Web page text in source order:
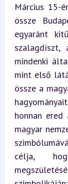
Március 15-
össze
egyaránt
mindenki
mint első
össze a
honnan
magyar
célja,